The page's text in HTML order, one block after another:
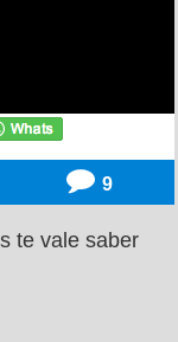
9
te vale saber